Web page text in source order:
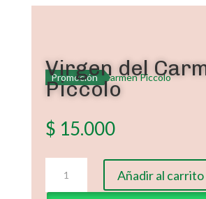
Promoción
Virgen del
Piccolo
$ 15.000
Añadir al carrito